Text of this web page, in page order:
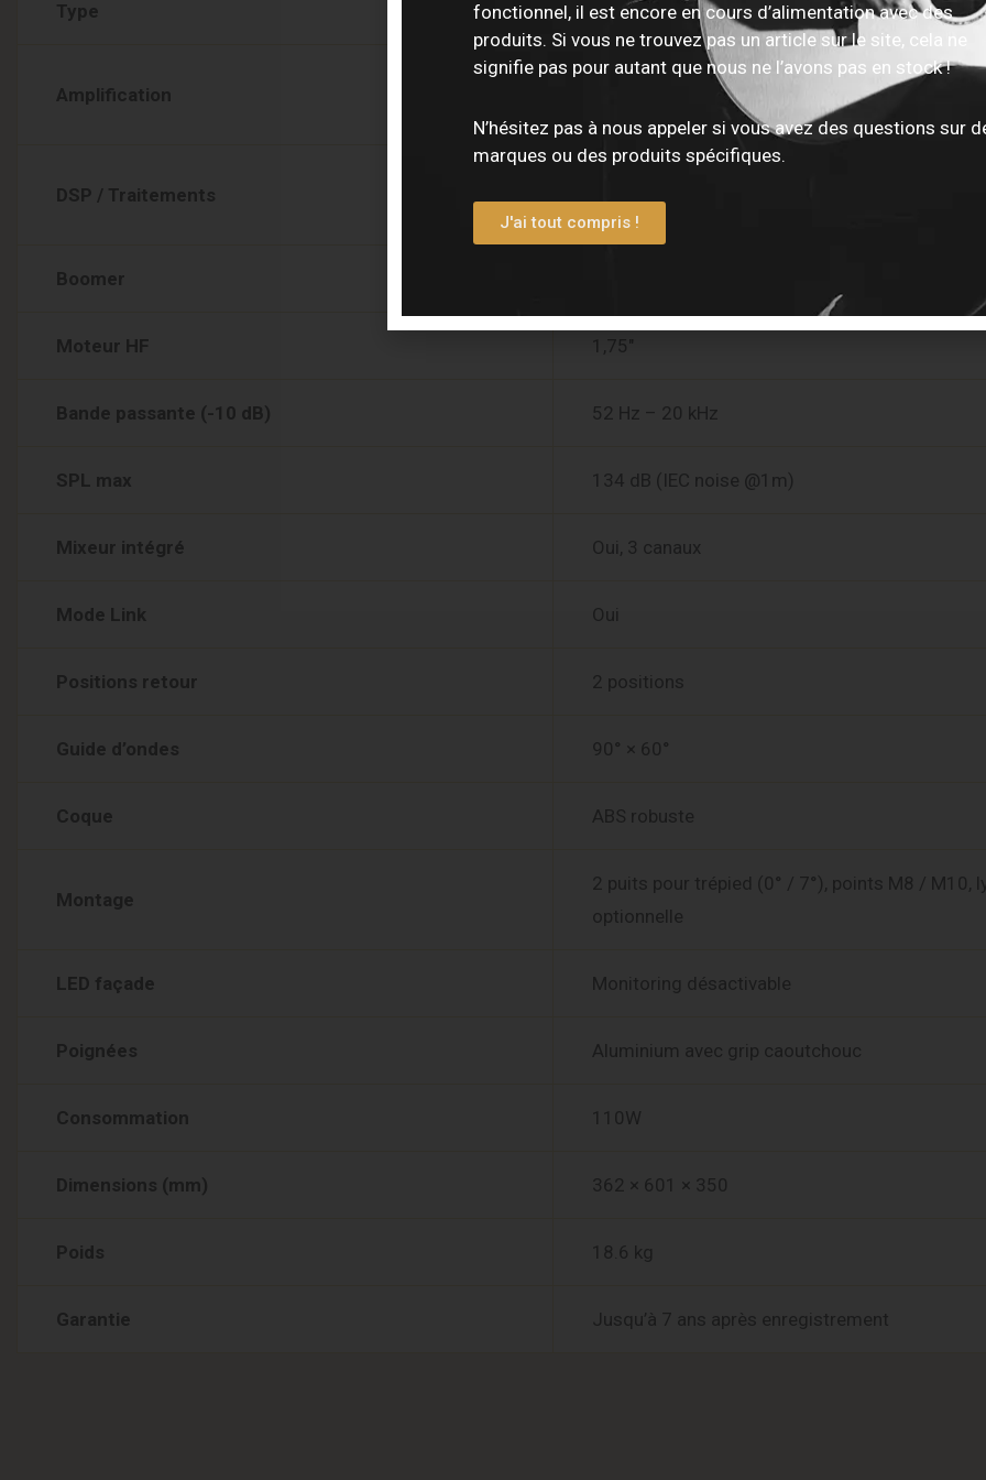
Type Enceinte amplifiée active
Amplification
Classe D, 1100W (puissance dynamique), 700W
DSP / Traitements
Contour, protections intégrées
Boomer
Moteur HF 1,75″
Bande passante (-10 dB) 52 Hz – 20 kHz
SPL max 134 dB (IEC noise @1m)
Mixeur intégré Oui, 3 canaux
Mode Link Oui
Positions retour 2 positions
Guide d’ondes 90° × 60°
Coque ABS robuste
Montage
2 puits pour trépied (0° / 7°), points M8 / M10,
optionnelle
LED façade Monitoring désactivable
Poignées Aluminium avec grip caoutchouc
Consommation 110W
Dimensions (mm) 362 × 601 × 350
Poids 18.6 kg
Garantie Jusqu’à 7 ans après enregistrement
fonctionnel, il est encore en cours d’alimentation avec des
produits. Si vous ne trouvez pas un article sur le site, cela ne
signifie pas pour autant que nous ne l’avons pas en stock !
N’hésitez pas à nous appeler si vous avez des questions sur
marques ou des produits spécifiques.
J'ai tout compris !